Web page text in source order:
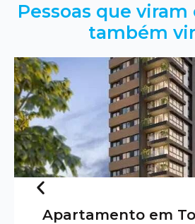
Pessoas que
também
Apartamento em